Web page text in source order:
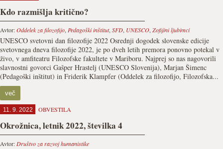
Kdo razmišlja kritično?
Avtor:Oddelek za filozofijo, Pedagoški inštitut, SFD, UNESCO, Zofijini ljubimci
UNESCO svetovni dan filozofije 2022 Osrednji dogodek slovenske edicije
svetovnega dneva filozofije 2022, je po dveh letih premora ponovno potekal v
živo, v amfiteatru Filozofske fakultete v Mariboru. Najprej so nas nagovorili
slavnostni govorci Gašper Hrastelj (UNESCO Slovenija), Marjan Šimenc
(Pedagoški inštitut) in Friderik Klampfer (Oddelek za filozofijo, Filozofska...
več
11. 9. 2022 OBVESTILA
Okrožnica, letnik 2022, številka 4
Avtor: Društvo za razvoj humanistike